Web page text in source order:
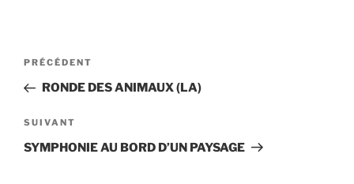
Navigation
l’article
Article
précédent
PRÉCÉDENT
RONDE DES ANIMAUX (LA)
Article
suivant
SUIVANT
SYMPHONIE AU BORD D’UN PAYSAGE